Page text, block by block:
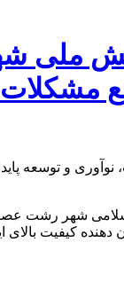
شهر رشت عصر
دهنده کیفیت